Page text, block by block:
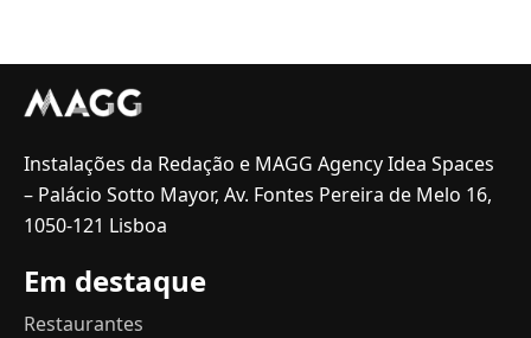
Instalações da Redação e MAGG Agency Idea Spaces
– Palácio Sotto Mayor, Av. Fontes Pereira de Melo 16,
1050-121 Lisboa
Em destaque
Restaurantes